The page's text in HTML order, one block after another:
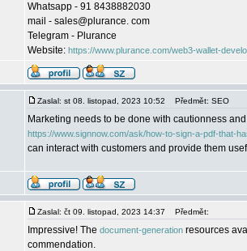
Whatsapp - 91 8438882030
mail - sales@plurance. com
Telegram - Plurance
Website: https://www.plurance.com/web3-wallet-
Zaslal: st 08. listopad, 2023 10:52 Předmět: SEO
Marketing needs to be done with cautionness
https://www.signnow.com/ask/how-to-sign-a-pdf-that-
can interact with customers and provide them
Zaslal: čt 09. listopad, 2023 14:37 Předmět:
Impressive! The document-generation resources
commendation.